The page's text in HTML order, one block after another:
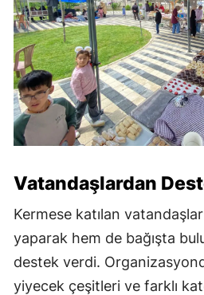
Vatandaşlardan
Kermese katılan
yaparak hem de bağışta
destek verdi.
yiyecek çeşitleri ve farklı